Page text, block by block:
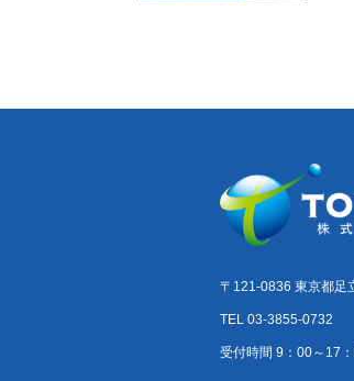
〒121-0836 東京都足
TEL 03-3855-0732
受付時間 9：00～17